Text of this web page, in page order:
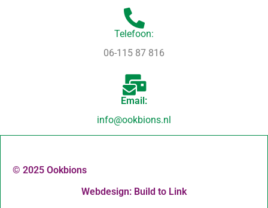
Telefoon:
06-115 87 816
Email:
info@ookbions.nl
© 2025 Ookbions
Webdesign: Build to Link